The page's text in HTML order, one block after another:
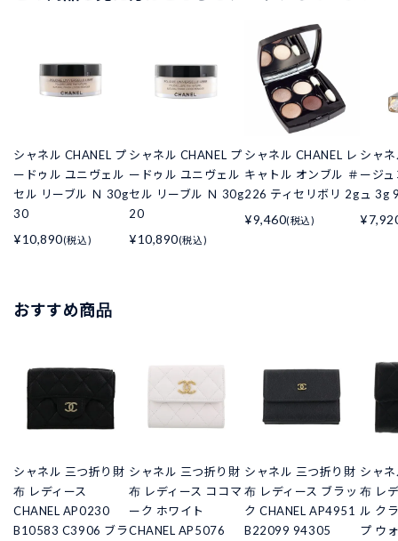
シャネル CHANEL プ
ードゥル ユニヴェル
セル リーブル Ｎ 30g
30
¥10,890(税込)
シャネル CHANEL プ
ードゥル ユニヴェル
セル リーブル Ｎ 30g
20
¥10,890(税込)
シャネル CHANEL レ
キャトル オンブル ＃
226 ティセリボリ 2g
¥9,460(税込)
シャ
ージ
ュ 3g
おすすめ商品
シャネル 三つ折り財
布 レディース
CHANEL AP0230
B10583 C3906 ブラ
シャネル 三つ折り財
布 レディース ココマ
ーク ホワイト
CHANEL AP5076
シャネル 三つ折り財
布 レディース ブラッ
ク CHANEL AP4951
B22099 94305
シャ
布 レ
ル ク
プ ウ